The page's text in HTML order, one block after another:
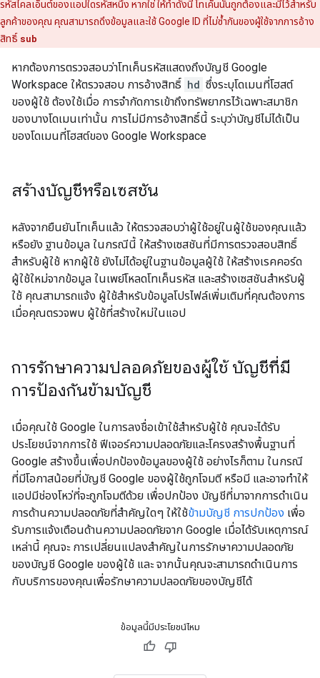
รหัสไคลเอ็นต์ของแอปใดรหัสหนึ่ง หากใช่ ให้ทำดังนี้ โทเค็นนั้นถูกต้องและมีไว้สำหรับ
ลูกค้าของคุณ คุณสามารถดึงข้อมูลและใช้ Google ID ที่ไม่ซ้ำกันของผู้ใช้จากการอ้าง
สิทธิ์ sub
หากต้องการตรวจสอบว่าโทเค็นรหัสแสดงถึงบัญชี Google
Workspace ให้ตรวจสอบ การอ้างสิทธิ์ hd ซึ่งระบุโดเมนที่โฮสต์
ของผู้ใช้ ต้องใช้เมื่อ การจำกัดการเข้าถึงทรัพยากรไว้เฉพาะสมาชิก
ของบางโดเมนเท่านั้น การไม่มีการอ้างสิทธิ์นี้ ระบุว่าบัญชีไม่ได้เป็น
ของโดเมนที่โฮสต์ของ Google Workspace
สร้างบัญชีหรือเซสชัน
หลังจากยืนยันโทเค็นแล้ว ให้ตรวจสอบว่าผู้ใช้อยู่ในผู้ใช้ของคุณแล้ว
หรือยัง ฐานข้อมูล ในกรณีนี้ ให้สร้างเซสชันที่มีการตรวจสอบสิทธิ์
สำหรับผู้ใช้ หากผู้ใช้ ยังไม่ได้อยู่ในฐานข้อมูลผู้ใช้ ให้สร้างเรคคอร์ด
ผู้ใช้ใหม่จากข้อมูล ในเพย์โหลดโทเค็นรหัส และสร้างเซสชันสำหรับผู้
ใช้ คุณสามารถแจ้ง ผู้ใช้สำหรับข้อมูลโปรไฟล์เพิ่มเติมที่คุณต้องการ
เมื่อคุณตรวจพบ ผู้ใช้ที่สร้างใหม่ในแอป
การรักษาความปลอดภัยของผู้ใช้ บัญชีที่มี
การป้องกันข้ามบัญชี
เมื่อคุณใช้ Google ในการลงชื่อเข้าใช้สำหรับผู้ใช้ คุณจะได้รับ
ประโยชน์จากการใช้ ฟีเจอร์ความปลอดภัยและโครงสร้างพื้นฐานที่
Google สร้างขึ้นเพื่อปกป้องข้อมูลของผู้ใช้ อย่างไรก็ตาม ในกรณี
ที่มีโอกาสน้อยที่บัญชี Google ของผู้ใช้ถูกโจมตี หรือมี และอาจทำให้
แอปมีช่องโหว่ที่จะถูกโจมตีด้วย เพื่อปกป้อง บัญชีที่มาจากการดำเนิน
การด้านความปลอดภัยที่สำคัญใดๆ ให้ใช้ข้ามบัญชี การปกป้อง เพื่อ
รับการแจ้งเตือนด้านความปลอดภัยจาก Google เมื่อได้รับเหตุการณ์
เหล่านี้ คุณจะ การเปลี่ยนแปลงสำคัญในการรักษาความปลอดภัย
ของบัญชี Google ของผู้ใช้ และ จากนั้นคุณจะสามารถดำเนินการ
กับบริการของคุณเพื่อรักษาความปลอดภัยของบัญชีได้
ข้อมูลนี้มีประโยชน์ไหม